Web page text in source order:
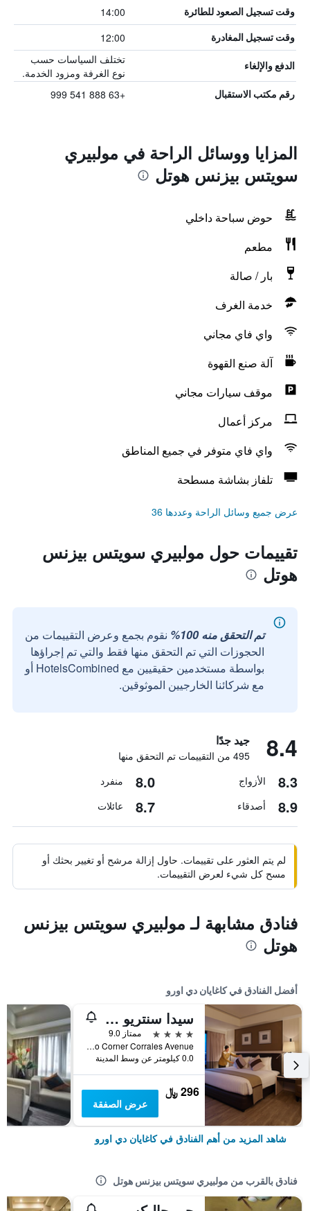
وقت تسجيل الصعود للطائرة 14:00
وقت تسجيل المغادرة 12:00
الدفع والإلغاء
تختلف السياسات حسب
نوع الغرفة ومزود الخدمة.
رقم مكتب الاستقبال +63 888 541 999
المزايا ووسائل الراحة في مولبيري
سويتس بيزنس هوتل
حوض سباحة داخلي
مطعم
بار / صالة
خدمة الغرف
واي فاي مجاني
آلة صنع القهوة
موقف سيارات مجاني
مركز أعمال
واي فاي متوفر في جميع المناطق
تلفاز بشاشة مسطحة
عرض جميع وسائل الراحة وعددها 36
تقييمات حول مولبيري سويتس بيزنس
هوتل
تم التحقق منه 100%
نقوم بجمع وعرض التقييمات من
الحجوزات التي تم التحقق منها فقط والتي تم إجراؤها
بواسطة مستخدمين حقيقيين مع HotelsCombined أو
مع شركائنا الخارجيين الموثوقين.
8.4 جيد جدًا
495 من التقييمات تم التحقق منها
8.3 الأزواج 8.0 منفرد
8.9 أصدقاء 8.7 عائلات
لم يتم العثور على تقييمات. حاول إزالة مرشح أو تغيير بحثك أو
مسح كل شيء لعرض التقييمات.
فنادق مشابهة لـ مولبيري سويتس بيزنس
هوتل
أفضل الفنادق في كاغايان دي اورو
سيدا سنتريو كاجايان دي ئورو
4 نجوم
ممتاز 9.0
CM Recto Corner Corrales Avenue, كاغايان دي اورو, الفلبين
0.0 كيلومتر عن وسط المدينة
296 ﷼
عرض الصفقة
شاهد المزيد من أهم الفنادق في كاغايان دي اورو
فنادق بالقرب من مولبيري سويتس بيزنس هوتل